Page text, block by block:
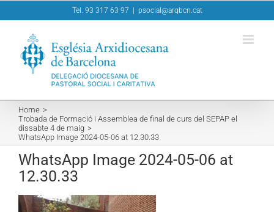
to
Tel. 93 317 63 97 psocial@arqbcn.cat
Home
Trobada de Formació i Assemblea de final de curs del SEPAP el
dissabte 4 de maig
WhatsApp Image 2024-05-06 at 12.30.33
WhatsApp Image 2024-05-06 at
12.30.33